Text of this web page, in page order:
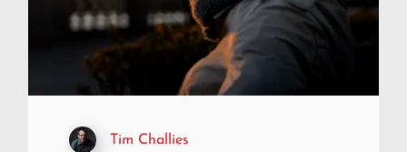
Tim Challies